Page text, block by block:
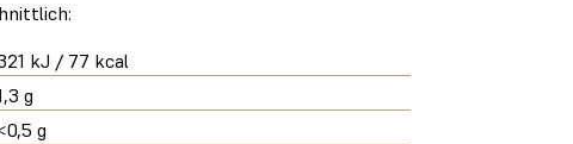
kJ / 77 kcal
g
g